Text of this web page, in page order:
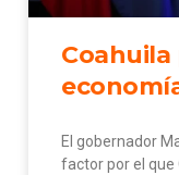
El gobernador
factor por el que